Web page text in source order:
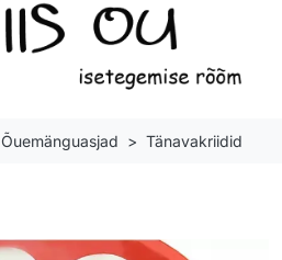
Õuemänguasjad Tänavakriidid